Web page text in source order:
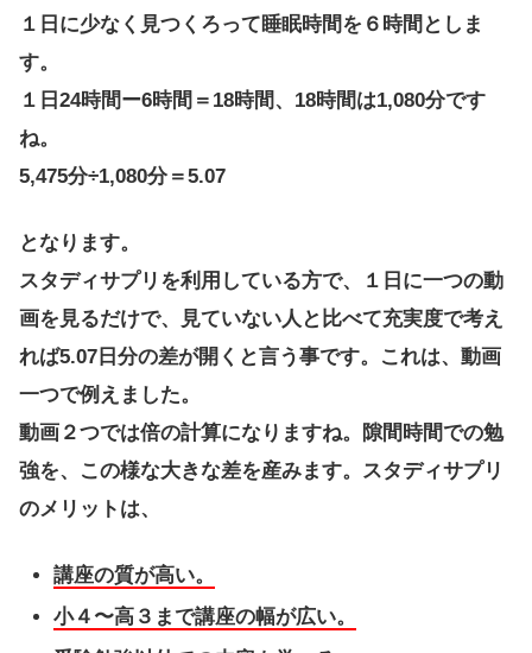
１日に少なく見つくろって睡眠時間を６時間としま
す。
１日24時間ー6時間＝18時間、18時間は1,080分です
ね。
5,475分÷1,080分＝5.07
となります。
スタディサプリを利用している方で、１日に一つの動
画を見るだけで、見ていない人と比べて充実度で考え
れば5.07日分の差が開くと言う事です。これは、動画
一つで例えました。
動画２つでは倍の計算になりますね。隙間時間での勉
強を、この様な大きな差を産みます。スタディサプリ
のメリットは、
講座の質が高い。
小４〜高３まで講座の幅が広い。